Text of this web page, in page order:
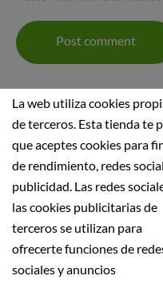
Post comment
INFORMACIÓ SOBRE LA
INFORMACIÓ
Condicions generals
Política de seguretat
La web utiliza cookies
de terceros. Esta tienda te
que aceptes cookies para
de rendimiento, redes
publicidad. Las redes
las cookies publicitarias de
terceros se utilizan para
ofrecerte funciones de
sociales y anuncios